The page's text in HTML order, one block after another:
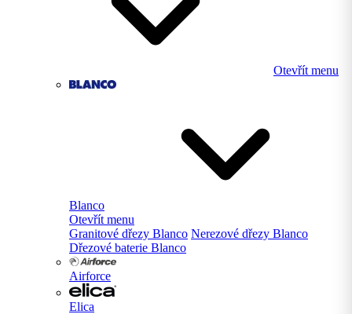
Otevřít menu
Blanco
Otevřít menu
Granitové dřezy Blanco Nerezové dřezy Blanco
Dřezové baterie Blanco
Airforce
Elica